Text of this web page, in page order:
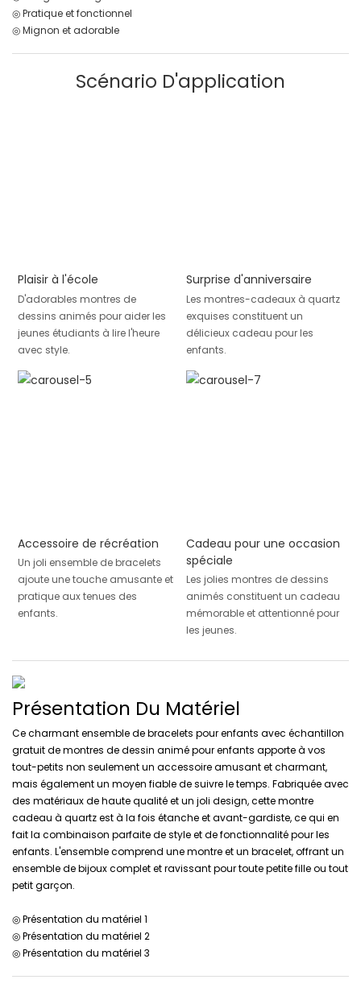
◎ Pratique et fonctionnel
◎ Mignon et adorable
Scénario D'application
Plaisir à l'école
D'adorables montres de
dessins animés pour aider les
jeunes étudiants à lire l'heure
avec style.
Surprise d'anniversaire
Les montres-cadeaux à quartz
exquises constituent un
délicieux cadeau pour les
enfants.
Accessoire de récréation
Un joli ensemble de bracelets
ajoute une touche amusante et
pratique aux tenues des
enfants.
Cadeau pour une occasion
spéciale
Les jolies montres de dessins
animés constituent un cadeau
mémorable et attentionné pour
les jeunes.
Présentation Du Matériel
Ce charmant ensemble de bracelets pour enfants avec échantillon
gratuit de montres de dessin animé pour enfants apporte à vos
tout-petits non seulement un accessoire amusant et charmant,
mais également un moyen fiable de suivre le temps. Fabriquée avec
des matériaux de haute qualité et un joli design, cette montre
cadeau à quartz est à la fois étanche et avant-gardiste, ce qui en
fait la combinaison parfaite de style et de fonctionnalité pour les
enfants. L'ensemble comprend une montre et un bracelet, offrant un
ensemble de bijoux complet et ravissant pour toute petite fille ou tout
petit garçon.
◎ Présentation du matériel 1
◎ Présentation du matériel 2
◎ Présentation du matériel 3